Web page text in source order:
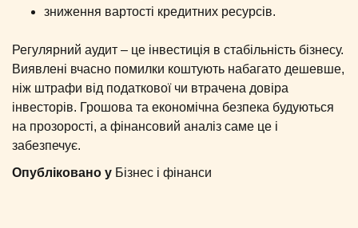
зниження вартості кредитних ресурсів.
Регулярний аудит – це інвестиція в стабільність бізнесу.
Виявлені вчасно помилки коштують набагато дешевше,
ніж штрафи від податкової чи втрачена довіра
інвесторів. Грошова та економічна безпека будуються
на прозорості, а фінансовий аналіз саме це і
забезпечує.
Опубліковано у Бізнес і фінанси